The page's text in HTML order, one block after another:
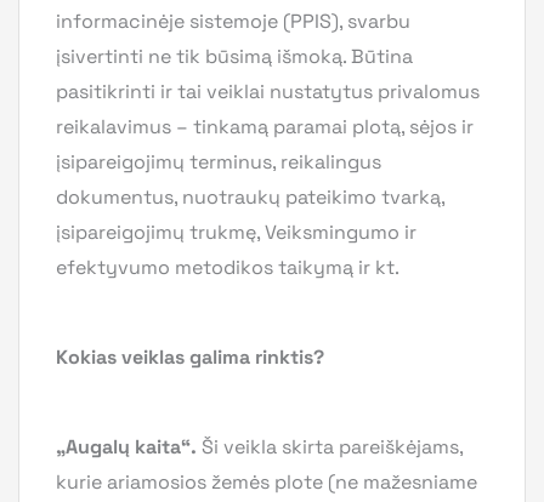
informacinėje sistemoje (PPIS), svarbu
įsivertinti ne tik būsimą išmoką. Būtina
pasitikrinti ir tai veiklai nustatytus privalomus
reikalavimus – tinkamą paramai plotą, sėjos ir
įsipareigojimų terminus, reikalingus
dokumentus, nuotraukų pateikimo tvarką,
įsipareigojimų trukmę, Veiksmingumo ir
efektyvumo metodikos taikymą ir kt.
Kokias veiklas galima rinktis?
„Augalų kaita“. Ši veikla skirta pareiškėjams,
kurie ariamosios žemės plote (ne mažesniame